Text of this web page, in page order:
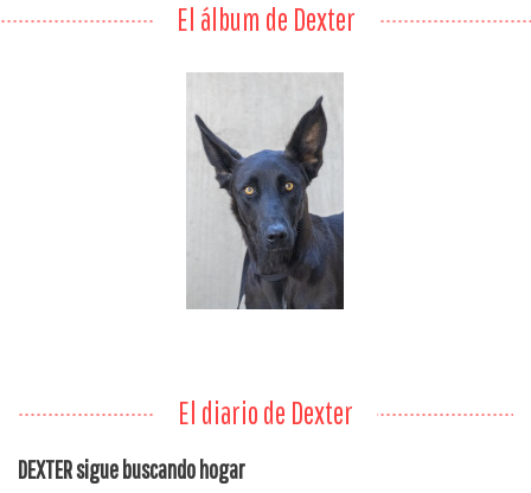
El álbum de Dexter
El diario de Dexter
DEXTER sigue buscando hogar